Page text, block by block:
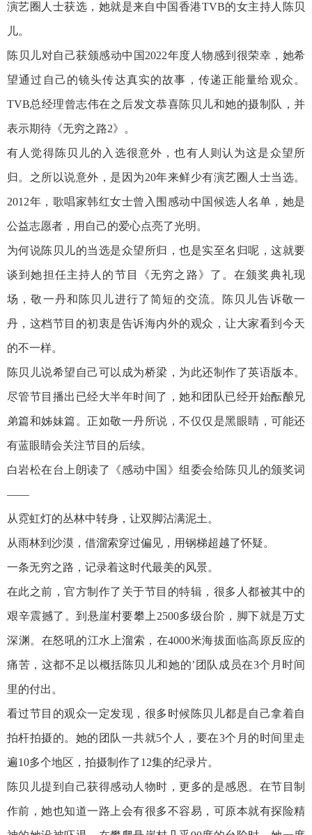
演艺圈人士获选，她就是来自中国香港TVB的女主持人陈贝
儿。
陈贝儿对自己获颁感动中国2022年度人物感到很荣幸，她希
望通过自己的镜头传达真实的故事，传递正能量给观众。
TVB总经理曾志伟在之后发文恭喜陈贝儿和她的摄制队，并
表示期待《无穷之路2》。
有人觉得陈贝儿的入选很意外，也有人则认为这是众望所
归。之所以说意外，是因为20年来鲜少有演艺圈人士当选。
2012年，歌唱家韩红女士曾入围感动中国候选人名单，她是
公益志愿者，用自己的爱心点亮了光明。
为何说陈贝儿的当选是众望所归，也是实至名归呢，这就要
谈到她担任主持人的节目《无穷之路》了。在颁奖典礼现
场，敬一丹和陈贝儿进行了简短的交流。陈贝儿告诉敬一
丹，这档节目的初衷是告诉海内外的观众，让大家看到今天
的不一样。
陈贝儿说希望自己可以成为桥梁，为此还制作了英语版本。
尽管节目播出已经大半年时间了，她和团队已经开始酝酿兄
弟篇和姊妹篇。正如敬一丹所说，不仅仅是黑眼睛，可能还
有蓝眼睛会关注节目的后续。
白岩松在台上朗读了《感动中国》组委会给陈贝儿的颁奖词
——
从霓虹灯的丛林中转身，让双脚沾满泥土。
从雨林到沙漠，借溜索穿过偏见，用钢梯超越了怀疑。
一条无穷之路，记录着这时代最美的风景。
在此之前，官方制作了关于节目的特辑，很多人都被其中的
艰辛震撼了。到悬崖村要攀上2500多级台阶，脚下就是万丈
深渊。在怒吼的江水上溜索，在4000米海拔面临高原反应的
痛苦，这都不足以概括陈贝儿和她的’团队成员在3个月时间
里的付出。
看过节目的观众一定发现，很多时候陈贝儿都是自己拿着自
拍杆拍摄的。她的团队一共就5个人，要在3个月的时间里走
遍10多个地区，拍摄制作了12集的纪录片。
陈贝儿提到自己获得感动人物时，更多的是感恩。在节目制
作前，她也知道一路上会有很多不容易，可原本就有探险精